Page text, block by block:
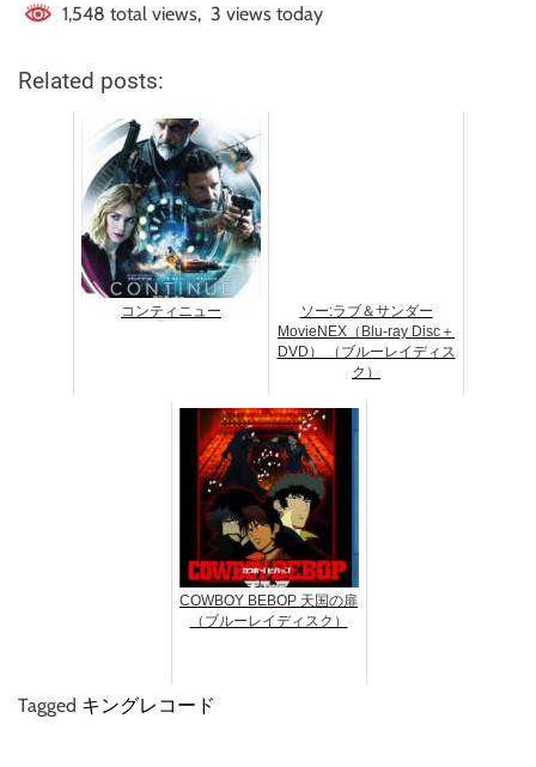
1,548 total views, 3 views today
Related posts:
コンティニュー
ソー:ラブ＆サンダー
MovieNEX（Blu-ray Disc＋
DVD） （ブルーレイディス
ク）
COWBOY BEBOP 天国の扉
（ブルーレイディスク）
Tagged キングレコード